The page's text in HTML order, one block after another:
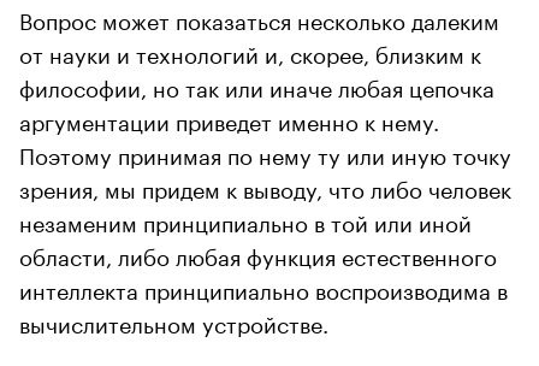
Вопрос может показаться несколько далеким
от науки и технологий и, скорее, близким к
философии, но так или иначе любая цепочка
аргументации приведет именно к нему.
Поэтому принимая по нему ту или иную точку
зрения, мы придем к выводу, что либо человек
незаменим принципиально в той или иной
области, либо любая функция естественного
интеллекта принципиально воспроизводима в
вычислительном устройстве.